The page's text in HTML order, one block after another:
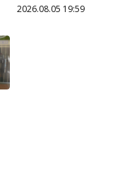
2026.08.05 19:59